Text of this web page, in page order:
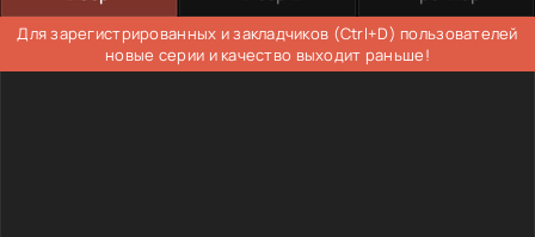
Для зарегистрированных и закладчиков (Ctrl+D) пользователей
новые серии и качество выходит раньше!